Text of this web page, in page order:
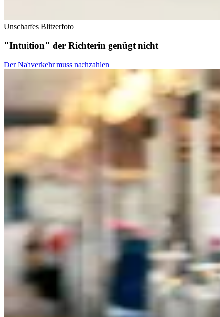
Unscharfes Blitzerfoto
"Intuition" der Richterin genügt nicht
Der Nahverkehr muss nachzahlen